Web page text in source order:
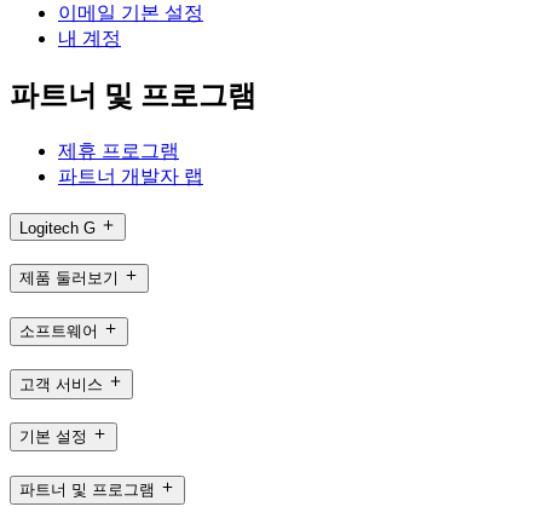
이메일 기본 설정
내 계정
파트너 및 프로그램
제휴 프로그램
파트너 개발자 랩
Logitech G
제품 둘러보기
소프트웨어
고객 서비스
기본 설정
파트너 및 프로그램